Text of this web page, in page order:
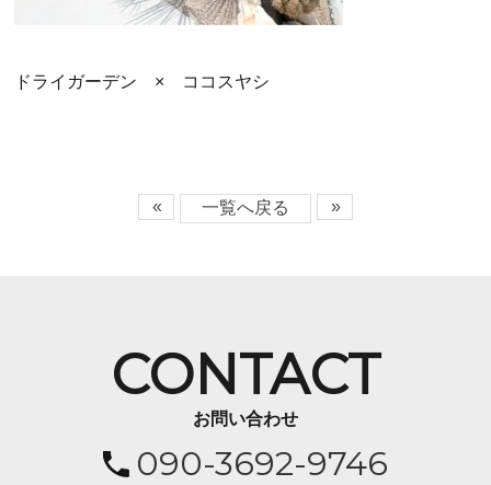
ドライガーデン × ココスヤシ
« 一覧へ戻る »
CONTACT
お問い合わせ
090-3692-9746